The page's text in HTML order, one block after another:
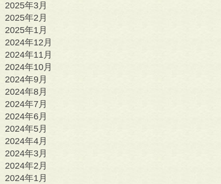
2025年3月
2025年2月
2025年1月
2024年12月
2024年11月
2024年10月
2024年9月
2024年8月
2024年7月
2024年6月
2024年5月
2024年4月
2024年3月
2024年2月
2024年1月